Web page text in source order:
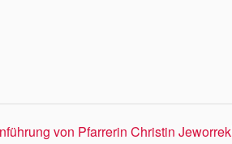
von Pfarrerin Christin Jeworrek